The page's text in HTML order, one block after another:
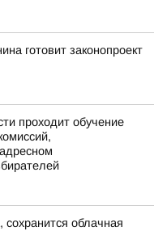
готовит законопроект
проходит обучение
сохранится облачная